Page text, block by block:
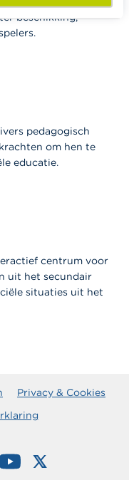
beschikking,
pedagogisch
om hen te
educatie.
centrum voor
uit het secundair
situaties uit het
Privacy & Cookies